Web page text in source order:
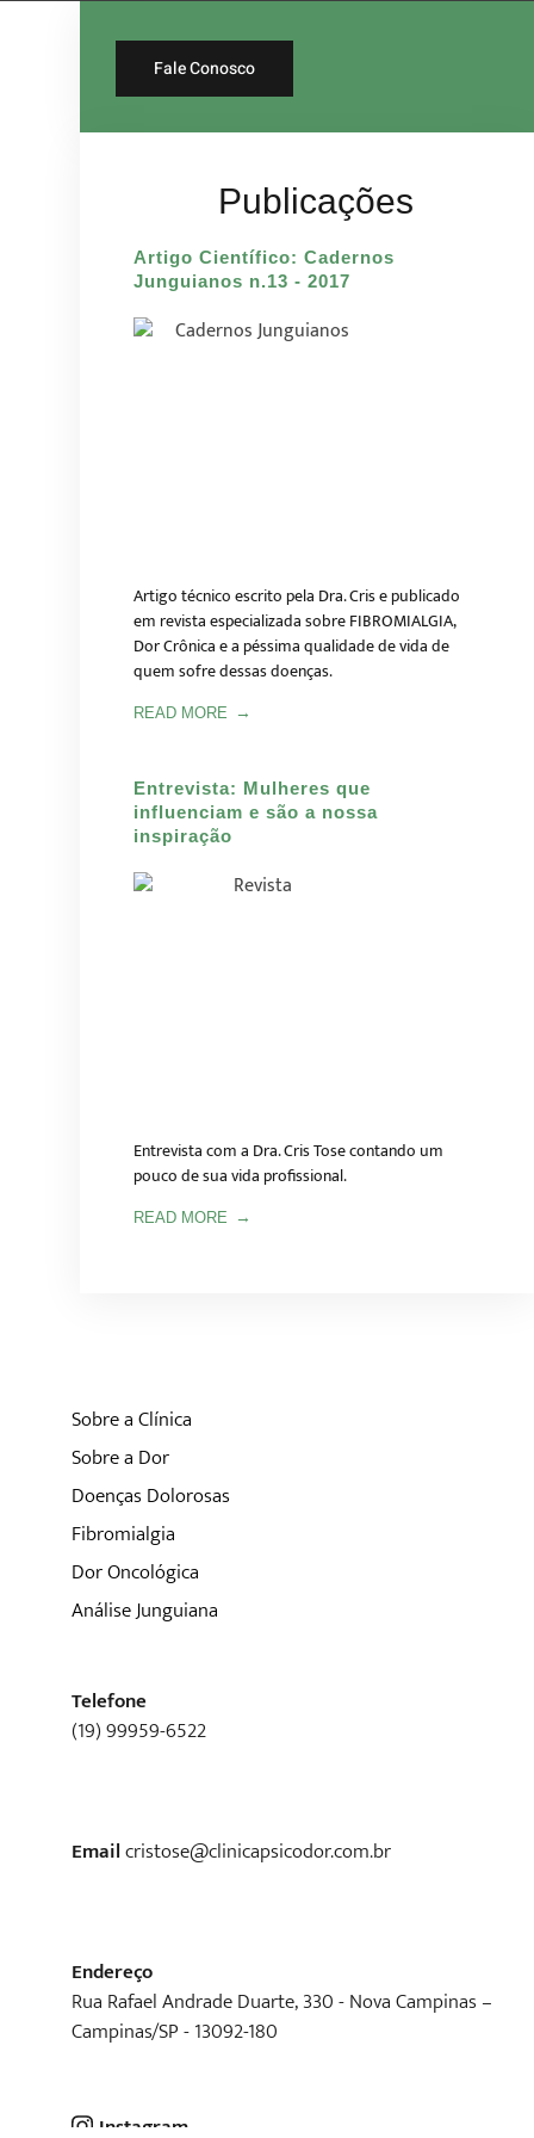
Fale Conosco
Publicações
Artigo Científico: Cadernos
Junguianos n.13 - 2017
Artigo técnico escrito pela Dra. Cris e publicado
em revista especializada sobre FIBROMIALGIA,
Dor Crônica e a péssima qualidade de vida de
quem sofre dessas doenças.
READ MORE
Entrevista: Mulheres que
influenciam e são a nossa
inspiração
Entrevista com a Dra. Cris Tose contando um
pouco de sua vida profissional.
READ MORE
Sobre a Clínica
Sobre a Dor
Doenças Dolorosas
Fibromialgia
Dor Oncológica
Análise Junguiana
Telefone
(19) 99959-6522
Emailcristose@clinicapsicodor.com.br
Endereço
Rua Rafael Andrade Duarte, 330 - Nova Campinas –
Campinas/SP - 13092-180
Instagram